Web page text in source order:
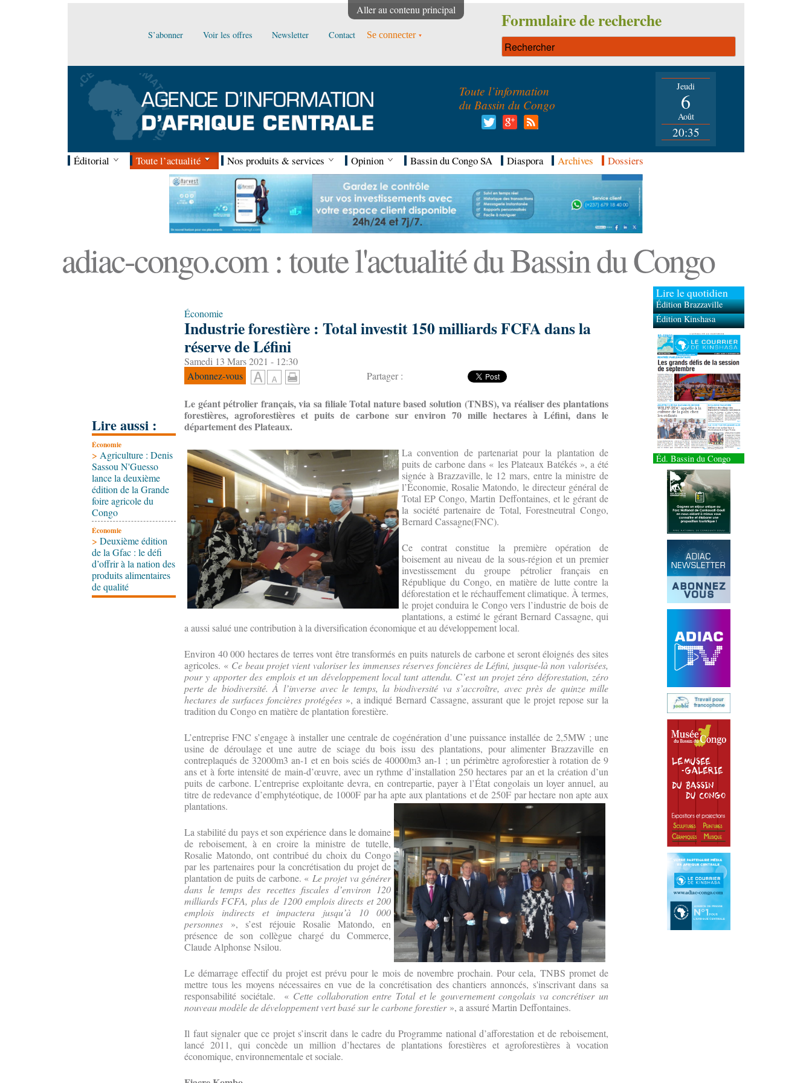
Aller au contenu principal
S’abonner Voir les offres Newsletter Contact Se connecter
Formulaire de recherche
Toute l’information
du Bassin du Congo
Jeudi
6
Août
20:35
Éditorial Toute l’actualité Nos produits & services Opinion Bassin du Congo SA Diaspora Archives Dossiers
adiac-congo.com : toute l'actualité du Bassin du Congo
Lire aussi :
Économie
> Agriculture : Denis
Sassou N'Guesso
lance la deuxième
édition de la Grande
foire agricole du
Congo
Économie
> Deuxième édition
de la Gfac : le défi
d’offrir à la nation des
produits alimentaires
de qualité
Économie
Industrie forestière : Total investit 150 milliards FCFA dans la
réserve de Léfini
Samedi 13 Mars 2021 - 12:30
Abonnez-vous
Partager :
Le géant pétrolier français, via sa filiale Total nature based solution (TNBS), va réaliser des plantations
forestières, agroforestières et puits de carbone sur environ 70 mille hectares à Léfini, dans le
département des Plateaux.
La convention de partenariat pour la plantation de
puits de carbone dans « les Plateaux Batékés », a été
signée à Brazzaville, le 12 mars, entre la ministre de
l’Économie, Rosalie Matondo, le directeur général de
Total EP Congo, Martin Deffontaines, et le gérant de
la société partenaire de Total, Forestneutral Congo,
Bernard Cassagne(FNC).
Ce contrat constitue la première opération de
boisement au niveau de la sous-région et un premier
investissement du groupe pétrolier français en
République du Congo, en matière de lutte contre la
déforestation et le réchauffement climatique. À termes,
le projet conduira le Congo vers l’industrie de bois de
plantations, a estimé le gérant Bernard Cassagne, qui
a aussi salué une contribution à la diversification économique et au développement local.
Environ 40 000 hectares de terres vont être transformés en puits naturels de carbone et seront éloignés des sites
agricoles. « Ce beau projet vient valoriser les immenses réserves foncières de Léfini, jusque-là non valorisées,
pour y apporter des emplois et un développement local tant attendu. C’est un projet zéro déforestation, zéro
perte de biodiversité. À l’inverse avec le temps, la biodiversité va s’accroître, avec près de quinze mille
hectares de surfaces foncières protégées», a indiqué Bernard Cassagne, assurant que le projet repose sur la
tradition du Congo en matière de plantation forestière.
L’entreprise FNC s’engage à installer une centrale de cogénération d’une puissance installée de 2,5MW ; une
usine de déroulage et une autre de sciage du bois issu des plantations, pour alimenter Brazzaville en
contreplaqués de 32000m3 an-1 et en bois sciés de 40000m3 an-1 ; un périmètre agroforestier à rotation de 9
ans et à forte intensité de main-d’œuvre, avec un rythme d’installation 250 hectares par an et la création d’un
puits de carbone. L’entreprise exploitante devra, en contrepartie, payer à l’État congolais un loyer annuel, au
titre de redevance d’emphytéotique, de 1000F par ha apte aux plantations et de 250F par hectare non apte aux
plantations.
La stabilité du pays et son expérience dans le domaine
de reboisement, à en croire la ministre de tutelle,
Rosalie Matondo, ont contribué du choix du Congo
par les partenaires pour la concrétisation du projet de
plantation de puits de carbone. « Le projet va générer
dans le temps des recettes fiscales d’environ 120
milliards FCFA, plus de 1200 emplois directs et 200
emplois indirects et impactera jusqu’à 10 000
personnes », s’est réjouie Rosalie Matondo, en
présence de son collègue chargé du Commerce,
Claude Alphonse Nsilou.
Le démarrage effectif du projet est prévu pour le mois de novembre prochain. Pour cela, TNBS promet de
mettre tous les moyens nécessaires en vue de la concrétisation des chantiers annoncés, s'inscrivant dans sa
responsabilité sociétale. « Cette collaboration entre Total et le gouvernement congolais va concrétiser un
nouveau modèle de développement vert basé sur le carbone forestier », a assuré Martin Deffontaines.
Il faut signaler que ce projet s’inscrit dans le cadre du Programme national d’afforestation et de reboisement,
lancé 2011, qui concède un million d’hectares de plantations forestières et agroforestières à vocation
économique, environnementale et sociale.
Lire le quotidien
Édition Brazzaville
Édition Kinshasa
Éd. Bassin du Congo